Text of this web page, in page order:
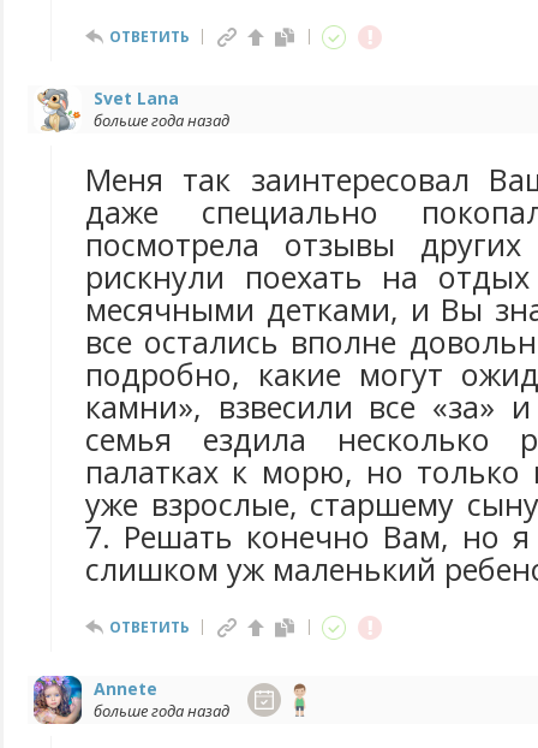
ОТВЕТИТЬ
Svet Lana
больше года назад
Меня так заинтересовал
даже специально
посмотрела отзывы
рискнули поехать на
месячными детками, и Вы
все остались вполне
подробно, какие могут
камни», взвесили все «за»
семья ездила несколько
палатках к морю, но
уже взрослые, старшему
7. Решать конечно Вам, но
слишком уж маленький
ОТВЕТИТЬ
Annete
больше года назад